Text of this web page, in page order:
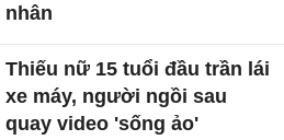
nhân
Thiếu nữ 15 tuổi đầu trần lái
xe máy, người ngồi sau
quay video 'sống ảo'